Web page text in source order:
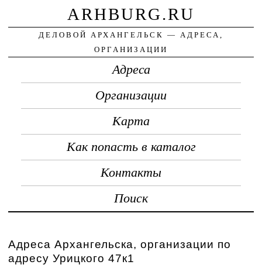
ARHBURG.RU
ДЕЛОВОЙ АРХАНГЕЛЬСК — АДРЕСА,
ОРГАНИЗАЦИИ
Адреса
Организации
Карта
Как попасть в каталог
Контакты
Поиск
Адреса Архангельска, организации по
адресу Урицкого 47к1